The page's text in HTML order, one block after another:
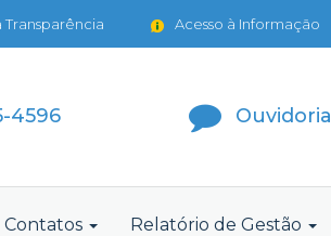
Acesso à Informação
Transparência
4596 Ouvidoria
Contatos Relatório de Gestão